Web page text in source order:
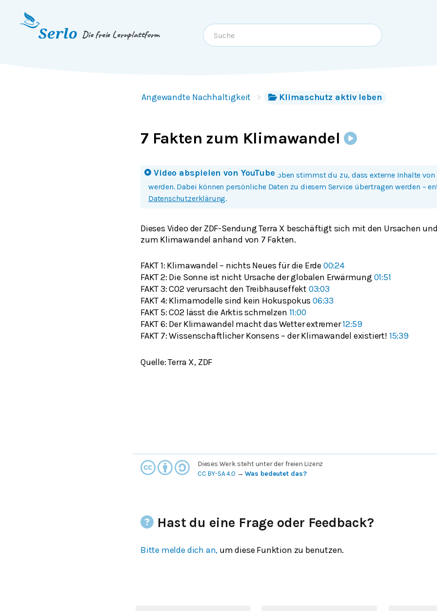
Springe zum
Die freie Lernplattform
Angewandte Nachhaltigkeit Klimaschutz aktiv leben
7 Fakten zum Klimawandel
Video abspielen von YouTube
Mit einem Klick auf Bild oder Button oben stimmst du zu, dass externe Inhalte von
werden. Dabei können persönliche Daten zu diesem Service übertragen werden –
Datenschutzerklärung.
Dieses Video der ZDF-Sendung Terra X beschäftigt sich mit den Ursachen
zum Klimawandel anhand von 7 Fakten.
FAKT 1: Klimawandel – nichts Neues für die Erde 00:24
FAKT 2: Die Sonne ist nicht Ursache der globalen Erwärmung 01:51
​FAKT 3: CO2 verursacht den Treibhauseffekt 03:03
​FAKT 4: Klimamodelle sind kein Hokuspokus 06:33
FAKT 5: CO2 lässt die Arktis schmelzen 11:00
FAKT 6: Der Klimawandel macht das Wetter extremer12:59
​FAKT 7: Wissenschaftlicher Konsens – der Klimawandel existiert! 15:39
Quelle: Terra X, ZDF
Dieses Werk steht unter der freien Lizenz
CC BY-SA 4.0 →Was bedeutet das?
Hast du eine Frage oder Feedback?
Bitte melde dich an, um diese Funktion zu benutzen.